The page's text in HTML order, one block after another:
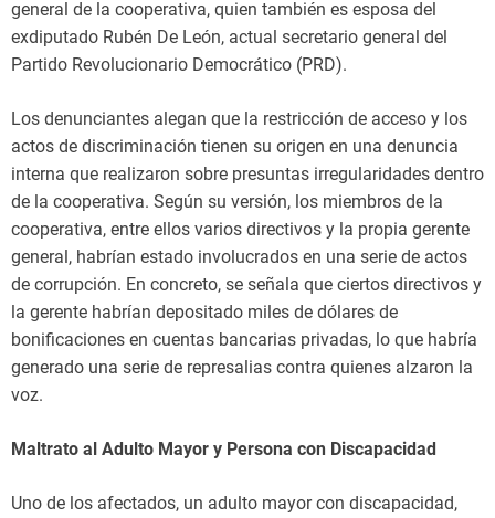
general de la cooperativa, quien también es esposa del
exdiputado Rubén De León, actual secretario general del
Partido Revolucionario Democrático (PRD).
Los denunciantes alegan que la restricción de acceso y los
actos de discriminación tienen su origen en una denuncia
interna que realizaron sobre presuntas irregularidades dentro
de la cooperativa. Según su versión, los miembros de la
cooperativa, entre ellos varios directivos y la propia gerente
general, habrían estado involucrados en una serie de actos
de corrupción. En concreto, se señala que ciertos directivos y
la gerente habrían depositado miles de dólares de
bonificaciones en cuentas bancarias privadas, lo que habría
generado una serie de represalias contra quienes alzaron la
voz.
Maltrato al Adulto Mayor y Persona con Discapacidad
Uno de los afectados, un adulto mayor con discapacidad,